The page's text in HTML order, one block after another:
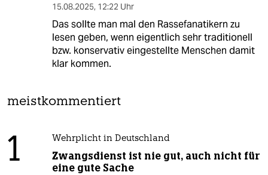
15.08.2025, 12:22 Uhr
Das sollte man mal den Rassefanatikern zu
lesen geben, wenn eigentlich sehr traditionell
bzw. konservativ eingestellte Menschen damit
klar kommen.
meistkommentiert
1 Wehrplicht in Deutschland
Zwangsdienst ist nie gut, auch nicht für
eine gute Sache